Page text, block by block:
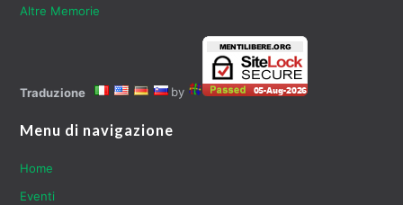
Altre Memorie
Traduzione by
Menu di navigazione
Home
Eventi